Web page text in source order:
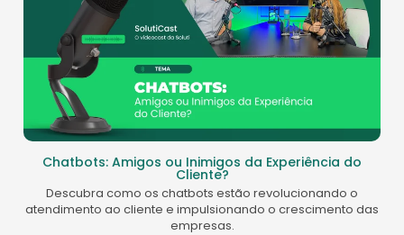
Chatbots: Amigos ou Inimigos da Experiência do
Cliente?
Descubra como os chatbots estão revolucionando o
atendimento ao cliente e impulsionando o crescimento das
empresas.